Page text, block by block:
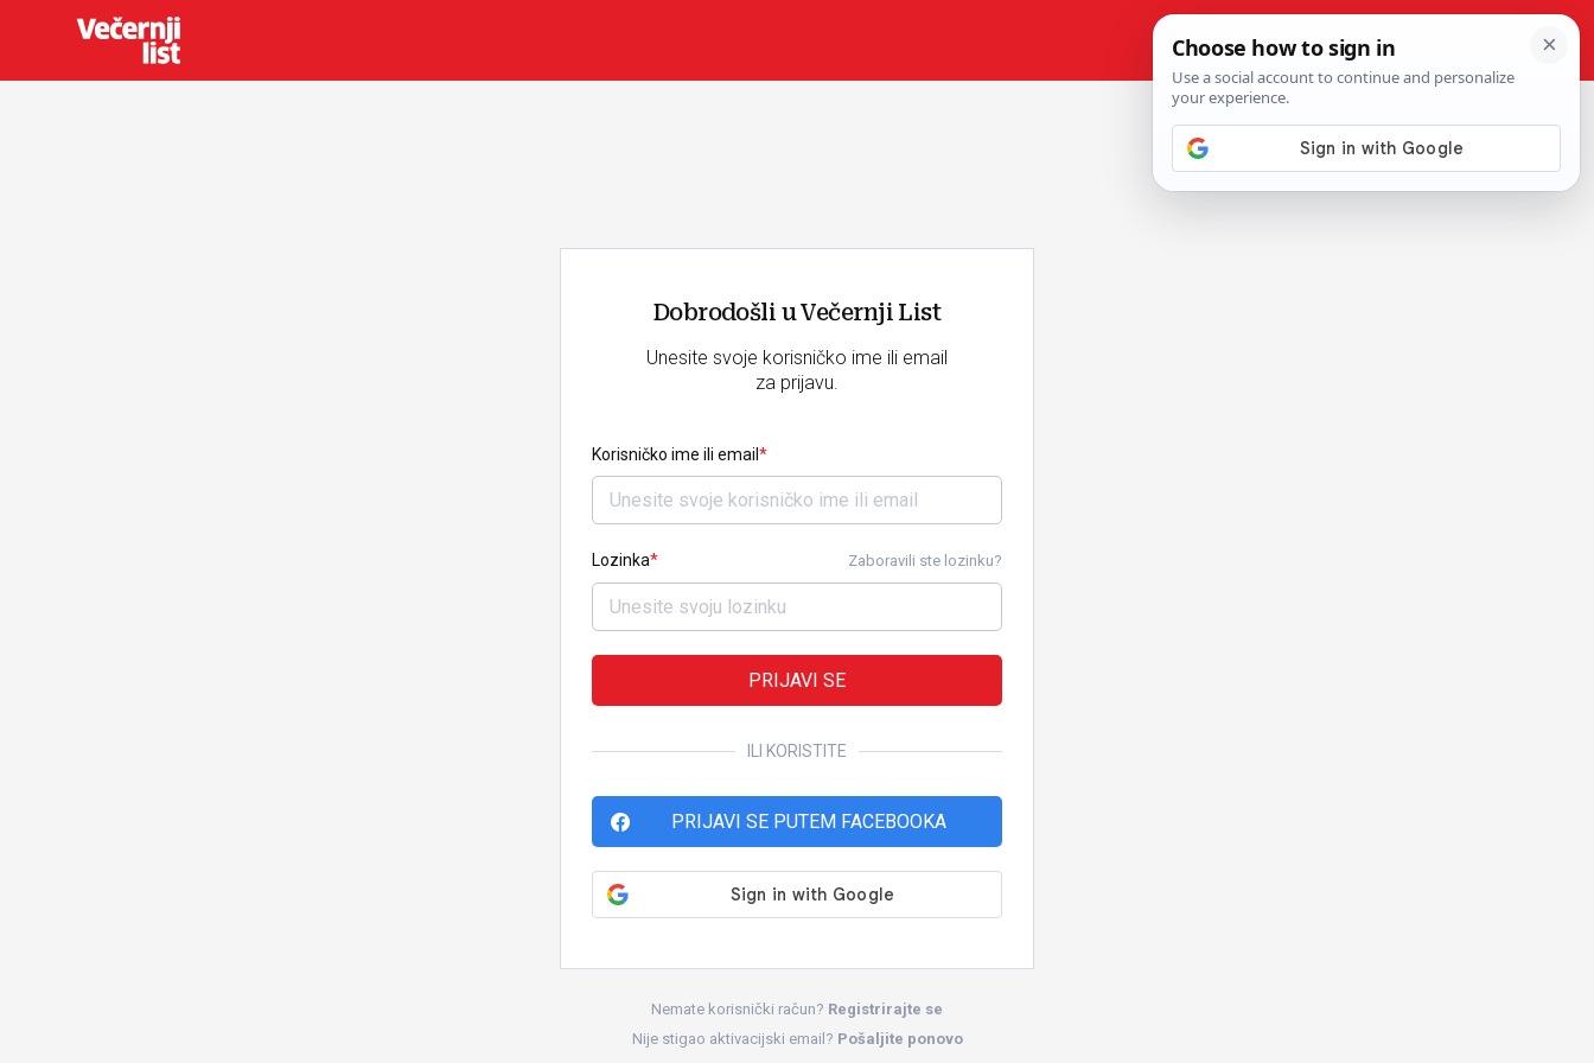
Dobrodošli u Večernji List
Unesite svoje korisničko ime ili email
za prijavu.
Korisničko ime ili email
Lozinka Zaboravili ste lozinku?
PRIJAVI SE
ILI KORISTITE
PRIJAVI SE PUTEM FACEBOOKA
Nemate korisnički račun? Registrirajte se
Nije stigao aktivacijski email? Pošaljite ponovo